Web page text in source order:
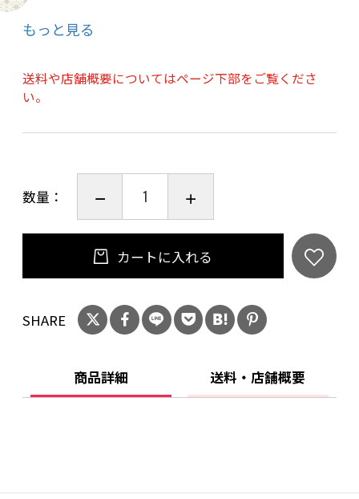
●切れ目の長さは、上から30ｃｍ縫い合わせ
て、その下120ｃｍが開いた状態になります。
ります。）
古くから、人気の高いのれんの柄として親しま
どこか懐かしさすら感じられる「波」をモチー
フとしたのれんです。
白い部分に入った、ひび割れがろうけつ染めの
特徴である風情を表すこの一品。ベースのカラ
ーは3色展開、ゆるやかに弧を描く波に、アクセ
ントとして毬を浮かべました。今では忘れられ
てみてはいかがでしょうか。昔は、学校の授業
でろうけつ染があったり、したそうです。その
もっと見る
送料や店舗概要についてはページ下部をご覧くださ
い。
数量：
カートに入れる
SHARE
商品詳細 送料・店舗概要